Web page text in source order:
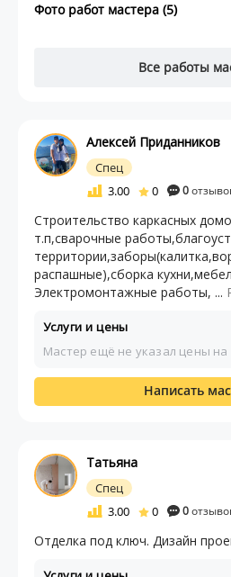
Фото работ мастера (5)
Все работы
Алексей Приданников
Спец
3.00
0 0
Строительство каркасных
т.п,сварочные
распашные),сборка
Электромонтажные работы, ...
Услуги и цены
Мастер ещё не указал цены
Написать
Татьяна
Спец
3.00
0 0
Отделка под ключ. Дизайн